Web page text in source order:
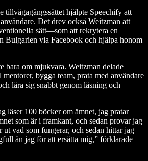
tillvägagångssättet hjälpte Speechify att
Det drev också Weitzman att
sätt—som att rekrytera en
Bulgarien via Facebook och hjälpa honom
bara om mjukvara. Weitzman delade
bygga team, prata med användare
lära sig snabbt genom läsning och
läser 100 böcker om ämnet, jag pratar
som är i framkant, och sedan provar jag
ut vad som fungerar, och sedan hittar jag
än jag för att ersätta mig,” förklarade